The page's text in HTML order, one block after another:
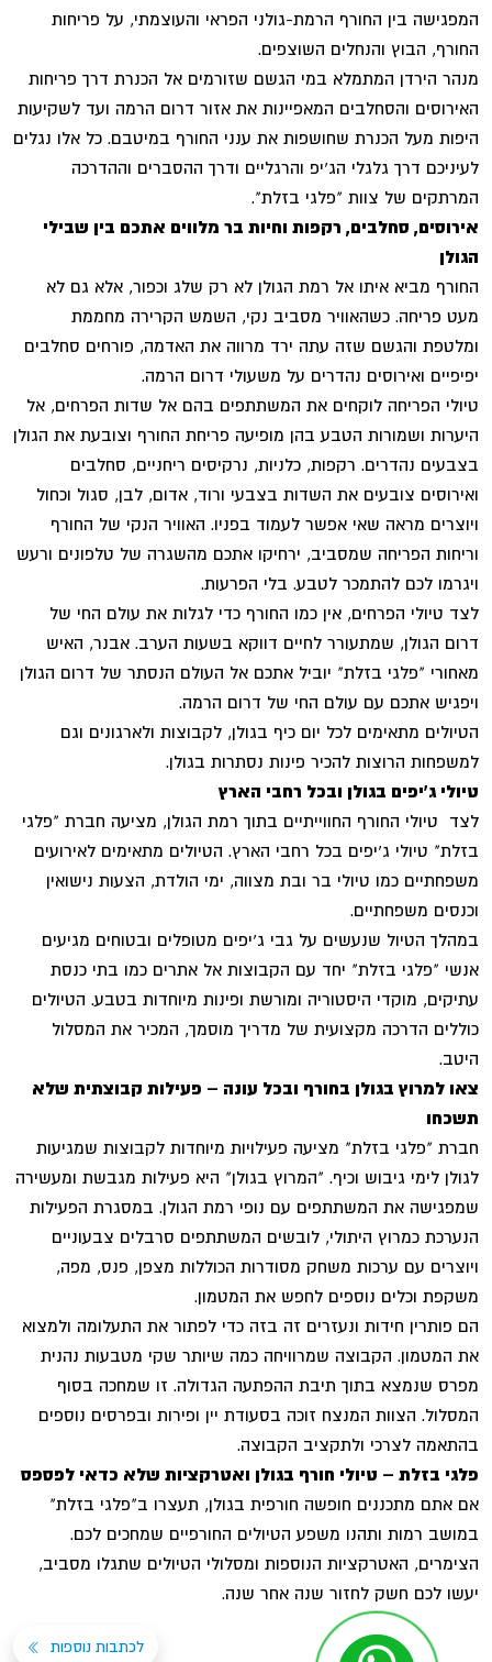
המפגישה בין החורף הרמת-גולני הפראי והעוצמתי, על פריחות
החורף, הבוץ והנחלים השוצפים.
מנהר הירדן המתמלא במי הגשם שזורמים אל הכנרת דרך פריחות
האירוסים והסחלבים המאפיינות את אזור דרום הרמה ועד לשקיעות
היפות מעל הכנרת שחושפות את ענני החורף במיטבם. כל אלו נגלים
לעיניכם דרך גלגלי הג'יפ והרגליים ודרך ההסברים וההדרכה
המרתקים של צוות "פלגי בזלת".
אירוסים, סחלבים, רקפות וחיות בר מלווים אתכם בין שבילי
הגולן
החורף מביא איתו אל רמת הגולן לא רק שלג וכפור, אלא גם לא
מעט פריחה. כשהאוויר מסביב נקי, השמש הקרירה מחממת
ומלטפת והגשם שזה עתה ירד מרווה את האדמה, פורחים סחלבים
יפיפיים ואירוסים נהדרים על משעולי דרום הרמה.
טיולי הפריחה לוקחים את המשתתפים בהם אל שדות הפרחים, אל
היערות ושמורות הטבע בהן מופיעה פריחת החורף וצובעת את הגולן
בצבעים נהדרים. רקפות, כלניות, נרקיסים ריחניים, סחלבים
ואירוסים צובעים את השדות בצבעי ורוד, אדום, לבן, סגול וכחול
ויוצרים מראה שאי אפשר לעמוד בפניו. האוויר הנקי של החורף
וריחות הפריחה שמסביב, ירחיקו אתכם מהשגרה של טלפונים ורעש
ויגרמו לכם להתמכר לטבע. בלי הפרעות.
לצד טיולי הפרחים, אין כמו החורף כדי לגלות את עולם החי של
דרום הגולן, שמתעורר לחיים דווקא בשעות הערב. אבנר, האיש
מאחורי "פלגי בזלת" יוביל אתכם אל העולם הנסתר של דרום הגולן
ויפגיש אתכם עם עולם החי של דרום הרמה.
הטיולים מתאימים לכל יום כיף בגולן, לקבוצות ולארגונים וגם
למשפחות הרוצות להכיר פינות נסתרות בגולן.
טיולי ג'יפים בגולן ובכל רחבי הארץ
לצד טיולי החורף החווייתיים בתוך רמת הגולן, מציעה חברת "פלגי
בזלת" טיולי ג'יפים בכל רחבי הארץ. הטיולים מתאימים לאירועים
משפחתיים כמו טיולי בר ובת מצווה, ימי הולדת, הצעות נישואין
וכנסים משפחתיים.
במהלך הטיול שנעשים על גבי ג'יפים מטופלים ובטוחים מגיעים
אנשי "פלגי בזלת" יחד עם הקבוצות אל אתרים כמו בתי כנסת
עתיקים, מוקדי היסטוריה ומורשת ופינות מיוחדות בטבע. הטיולים
כוללים הדרכה מקצועית של מדריך מוסמך, המכיר את המסלול
היטב.
צאו למרוץ בגולן בחורף ובכל עונה – פעילות קבוצתית שלא
תשכחו
חברת "פלגי בזלת" מציעה פעילויות מיוחדות לקבוצות שמגיעות
לגולן לימי גיבוש וכיף. "המרוץ בגולן" היא פעילות מגבשת ומעשירה
שמפגישה את המשתתפים עם נופי רמת הגולן. במסגרת הפעילות
הנערכת כמרוץ היתולי, לובשים המשתתפים סרבלים צבעוניים
ויוצרים עם ערכות משחק מסודרות הכוללות מצפן, פנס, מפה,
משקפת וכלים נוספים לחפש את המטמון.
הם פותרין חידות ונעזרים זה בזה כדי לפתור את התעלומה ולמצוא
את המטמון. הקבוצה שמרוויחה כמה שיותר שקי מטבעות נהנית
מפרס שנמצא בתוך תיבת ההפתעה הגדולה. זו שמחכה בסוף
המסלול. הצוות המנצח זוכה בסעודת יין ופירות ובפרסים נוספים
בהתאמה לצרכי ולתקציב הקבוצה.
פלגי בזלת – טיולי חורף בגולן ואטרקציות שלא כדאי לפספס
אם אתם מתכננים חופשה חורפית בגולן, תעצרו ב"פלגי בזלת"
במושב רמות ותהנו משפע הטיולים החורפיים שמחכים לכם.
הצימרים, האטרקציות הנוספות ומסלולי הטיולים שתגלו מסביב,
יעשו לכם חשק לחזור שנה אחר שנה.
לכתבות נוספות